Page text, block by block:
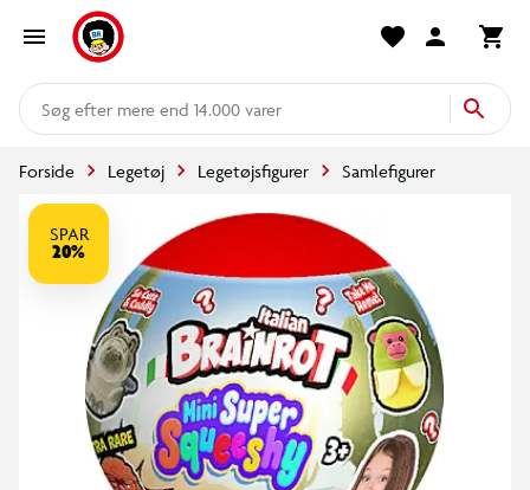
mere end 14.000 varer
Forside Legetøj Legetøjsfigurer Samlefigurer
SPAR
20%